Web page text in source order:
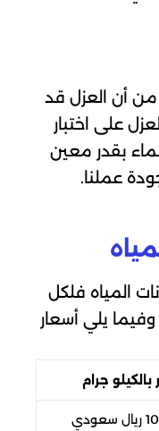
من أن العزل قد
على اختبار
بقدر معين
عملنا.
المياه فلكل
يلي أسعار
بالكيلو جرام